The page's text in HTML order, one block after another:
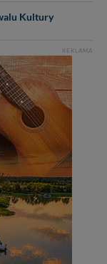
Kultury
REKLAMA